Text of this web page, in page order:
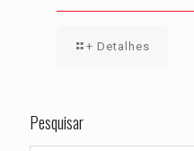
+ Detalhes
Pesquisar